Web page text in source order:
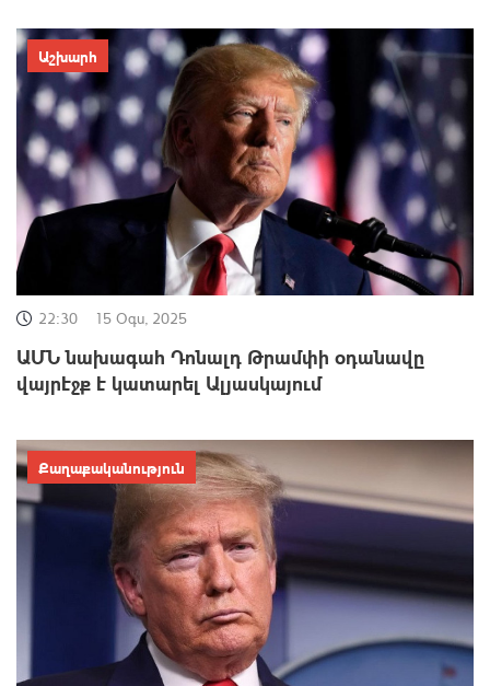
22:30 15 Օգս, 2025
ԱՄՆ նախագահ Դոնալդ Թրամփի օդանավը
վայրէջք է կատարել Ալյասկայում
Աշխարհ
Քաղաքականություն